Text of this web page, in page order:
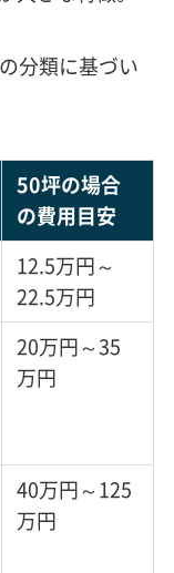
分類に基づい
50坪の場合
の費用目安
12.5万円～
22.5万円
20万円～35
万円
40万円～125
万円